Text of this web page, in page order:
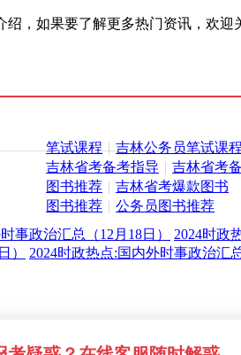
绍，如果要了解更多热门资讯，欢迎
笔试课程 | 吉林公务员笔试课
吉林省考备考指导 | 吉林省考
图书推荐 | 吉林省考爆款图书
图书推荐 | 公务员图书推荐
事政治汇总（12月18日） 2024时政
） 2024时政热点:国内外时事政治汇